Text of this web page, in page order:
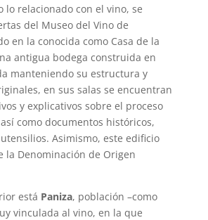
lo relacionado con el vino, se
del Museo del Vino de
en la conocida como Casa de la
antigua bodega construida en
manteniendo su estructura y
en sus salas se encuentran
y explicativos sobre el proceso
como documentos históricos,
Asimismo, este edificio
la Denominación de Origen
está Paniza, población –como
vinculada al vino, en la que